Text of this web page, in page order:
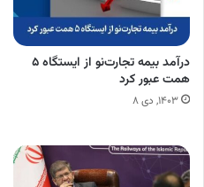
درآمد بیمه تجارت‌نو از ایستگاه ۵
همت عبور کرد
۱۴۰۳, دی ۸